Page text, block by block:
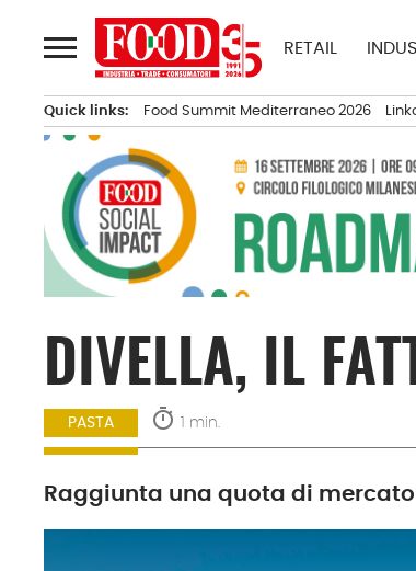
al
contenuto
RETAIL
Quick links: Food Summit Mediterraneo 2026
DIVELLA, IL
PASTA timer 1 min.
Raggiunta una quota di